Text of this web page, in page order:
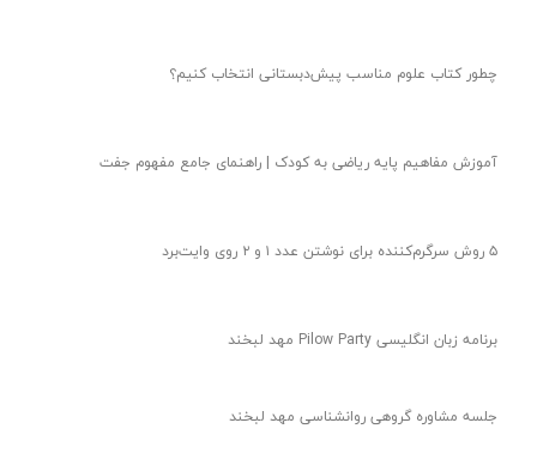
چطور کتاب علوم مناسب پیش‌دبستانی انتخاب کنیم؟
آموزش مفاهیم پایه ریاضی به کودک | راهنمای جامع مفهوم جفت
۵ روش سرگرم‌کننده برای نوشتن عدد ۱ و ۲ روی وایت‌برد
برنامه زبان انگلیسی Pilow Party مهد لبخند
جلسه مشاوره گروهی روانشناسی مهد لبخند